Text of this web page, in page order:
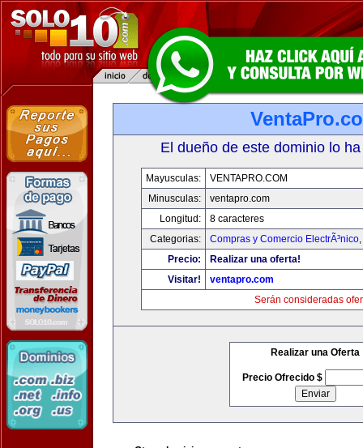
El dueño de este dominio lo
Mayusculas:
VENTAPRO.COM
Minusculas:
ventapro.com
Longitud:
8 caracteres
Categorias:
Compras y Comercio ElectrÃ³nico,
Precio:
Realizar una oferta!
Visitar!
ventapro.com
Serán consideradas
Realizar una Oferta
Precio Ofrecido $